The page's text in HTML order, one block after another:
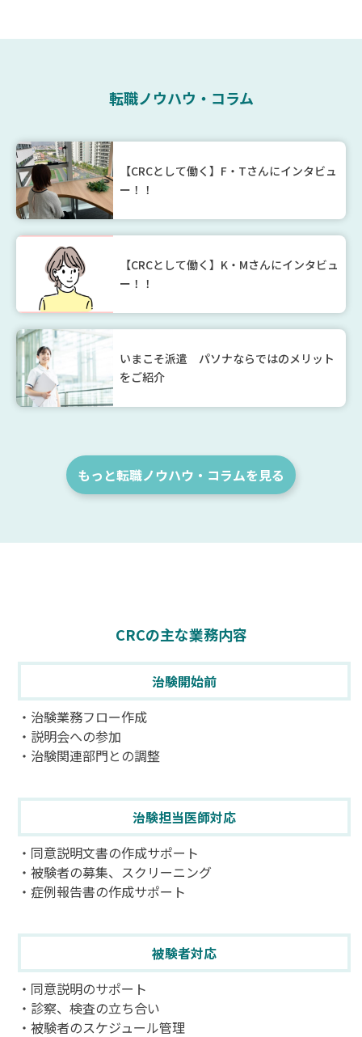
転職ノウハウ・コラム
【CRCとして働く】F・Tさんにインタビュ
ー！！
【CRCとして働く】K・Mさんにインタビュ
ー！！
いまこそ派遣 パソナならではのメリット
をご紹介
もっと転職ノウハウ・コラムを見る
CRCの主な業務内容
治験開始前
・治験業務フロー作成
・説明会への参加
・治験関連部門との調整
治験担当医師対応
・同意説明文書の作成サポート
・被験者の募集、スクリーニング
・症例報告書の作成サポート
被験者対応
・同意説明のサポート
・診察、検査の立ち合い
・被験者のスケジュール管理